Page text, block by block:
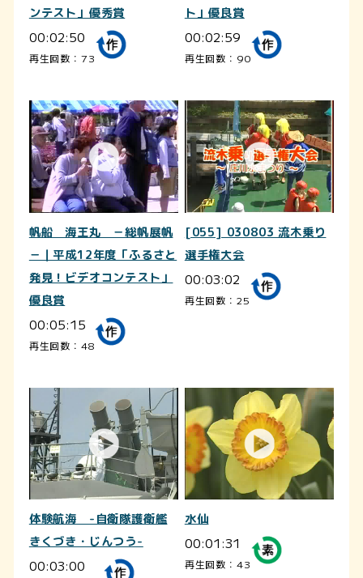
ンテスト」優秀賞
00:02:50
再生回数：73
ト」優良賞
00:02:59
再生回数：90
帆船 海王丸 －総帆展帆
－｜平成12年度「ふるさと
発見！ビデオコンテスト」
優良賞
00:05:15
再生回数：48
[055] 030803 流木乗り
選手権大会
00:03:02
再生回数：25
体験航海 -自衛隊護衛艦
きくづき・じんつう-
00:03:00
水仙
00:01:31
再生回数：43